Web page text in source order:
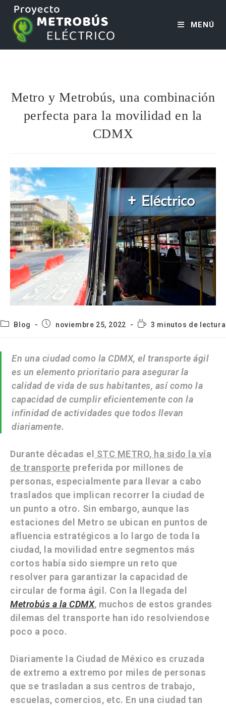
MENÚ
Metro y Metrobús, una combinación
perfecta para la movilidad en la
CDMX
Blog noviembre 25, 2022 3 minutos de lectura
En una ciudad como la CDMX, el transporte ágil
es un elemento prioritario para asegurar la
calidad de vida de sus habitantes, así como la
capacidad de cumplir eficientemente con la
infinidad de actividades que todos llevan
diariamente.
Durante décadas el STC METRO, ha sido la vía
de transporte preferida por millones de
personas, especialmente para llevar a cabo
traslados que implican recorrer la ciudad de
un punto a otro. Sin embargo, aunque las
estaciones del Metro se ubican en puntos de
afluencia estratégicos a lo largo de toda la
ciudad, la movilidad entre segmentos más
cortos había sido siempre un reto que
resolver para garantizar la capacidad de
circular de forma ágil. Con la llegada del
Metrobús a la CDMX, muchos de estos grandes
dilemas del transporte han ido resolviendose
poco a poco.
Diariamente la Ciudad de México es cruzada
de extremo a extremo por miles de personas
que se trasladan a sus centros de trabajo,
escuelas, comercios, etc. En una ciudad tan